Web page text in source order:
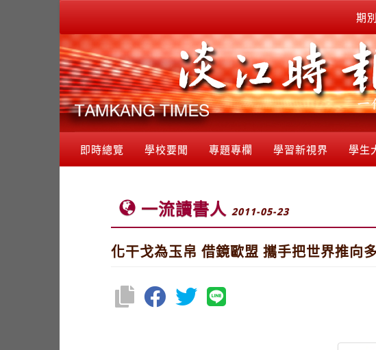
期
即時總覽 學校要聞 專題專欄 學習新視界 學生
一流讀書人 2011-05-23
化干戈為玉帛 借鏡歐盟 攜手把世界推向